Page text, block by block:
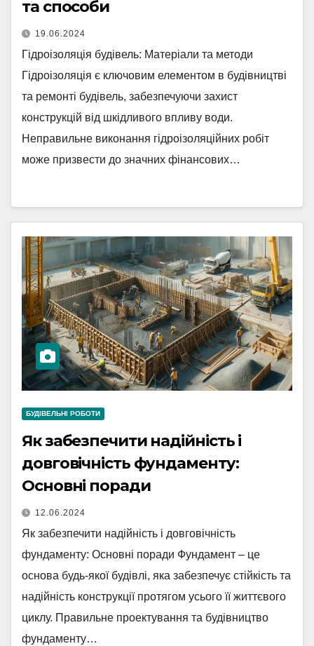
та способи
19.06.2024
Гідроізоляція будівель: Матеріали та методи
Гідроізоляція є ключовим елементом в будівництві
та ремонті будівель, забезпечуючи захист
конструкцій від шкідливого впливу води.
Неправильне виконання гідроізоляційних робіт
може призвести до значних фінансових…
БУДІВЕЛЬНІ РОБОТИ
Як забезпечити надійність і
довговічність фундаменту:
Основні поради
12.06.2024
Як забезпечити надійність і довговічність
фундаменту: Основні поради Фундамент – це
основа будь-якої будівлі, яка забезпечує стійкість та
надійність конструкції протягом усього її життєвого
циклу. Правильне проектування та будівництво
фундаменту…